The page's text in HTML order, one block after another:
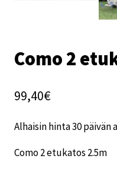
Como 2
99,40€
Alhaisin hinta 30 päivän
Como 2 etukatos 2.5m